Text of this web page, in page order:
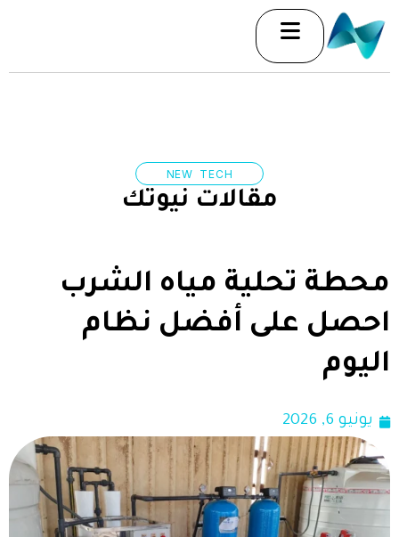
NEW TECH
مقالات نيوتك
محطة تحلية مياه الشرب
احصل على أفضل نظام
اليوم
يونيو 6, 2026